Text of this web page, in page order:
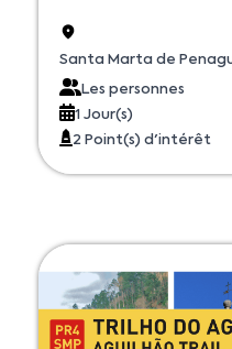
Santa Marta de
Les personnes
1 Jour(s)
2 Point(s) d'intérêt